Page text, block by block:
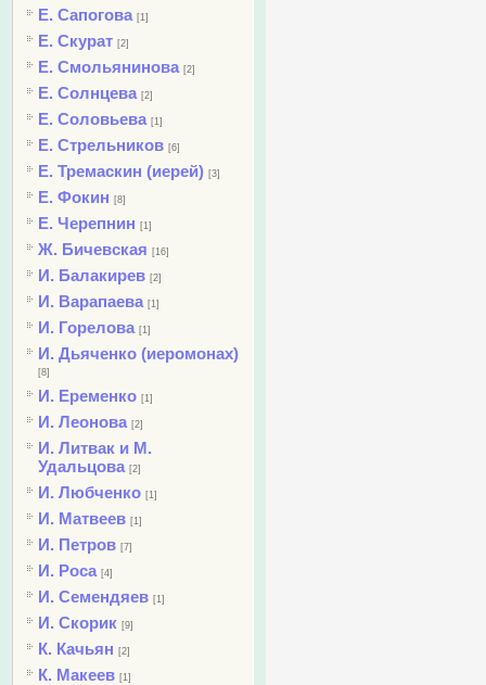
Е. Сапогова [1]
Е. Скурат [2]
Е. Смольянинова [2]
Е. Солнцева [2]
Е. Соловьева [1]
Е. Стрельников [6]
Е. Тремаскин (иерей) [3]
Е. Фокин [8]
Е. Черепнин [1]
Ж. Бичевская [16]
И. Балакирев [2]
И. Варапаева [1]
И. Горелова [1]
И. Дьяченко (иеромонах)
[8]
И. Еременко [1]
И. Леонова [2]
И. Литвак и М.
Удальцова [2]
И. Любченко [1]
И. Матвеев [1]
И. Петров [7]
И. Роса [4]
И. Семендяев [1]
И. Скорик [9]
К. Качьян [2]
К. Макеев [1]